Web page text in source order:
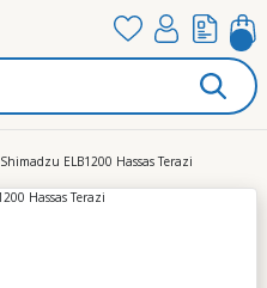
Shimadzu ELB1200 Hassas Terazi